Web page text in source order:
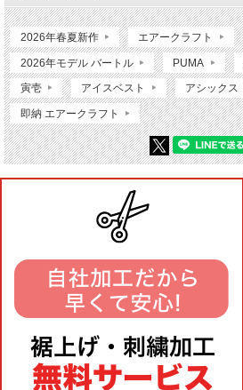
2026年春夏新作 エアークラフト
2026年モデル バートル PUMA
寅壱 アイスベスト アシックス
即納 エアークラフト